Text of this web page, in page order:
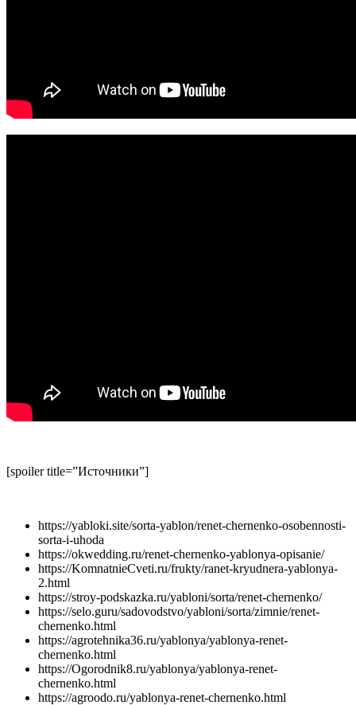
[spoiler title=”Источники”]
https://yabloki.site/sorta-yablon/renet-chernenko-osobennosti-
sorta-i-uhoda
https://okwedding.ru/renet-chernenko-yablonya-opisanie/
https://KomnatnieCveti.ru/frukty/ranet-kryudnera-yablonya-
2.html
https://stroy-podskazka.ru/yabloni/sorta/renet-chernenko/
https://selo.guru/sadovodstvo/yabloni/sorta/zimnie/renet-
chernenko.html
https://agrotehnika36.ru/yablonya/yablonya-renet-
chernenko.html
https://Ogorodnik8.ru/yablonya/yablonya-renet-
chernenko.html
https://agroodo.ru/yablonya-renet-chernenko.html